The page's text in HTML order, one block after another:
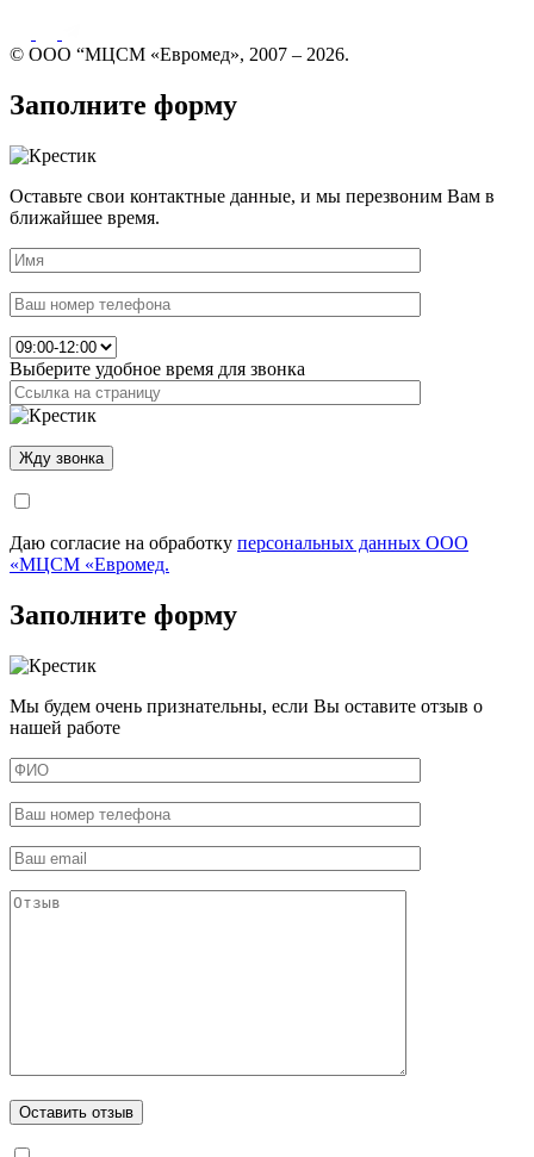
© ООО “МЦСМ «Евромед», 2007 – 2026.
Заполните форму
Оставьте свои контактные данные, и мы перезвоним Вам в
ближайшее время.
Выберите удобное время для звонка
Даю согласие на обработку персональных данных ООО
«МЦСМ «Евромед.
Заполните форму
Мы будем очень признательны, если Вы оставите отзыв о
нашей работе